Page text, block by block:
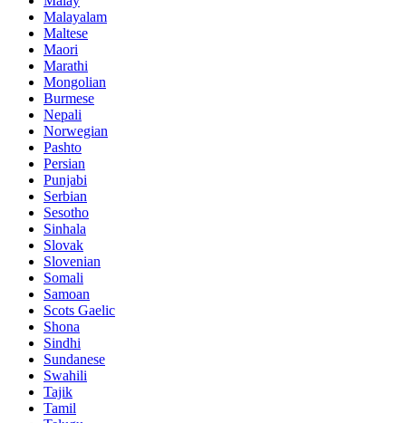
Malayalam
Maltese
Maori
Marathi
Mongolian
Burmese
Nepali
Norwegian
Pashto
Persian
Punjabi
Serbian
Sesotho
Sinhala
Slovak
Slovenian
Somali
Samoan
Scots Gaelic
Shona
Sindhi
Sundanese
Swahili
Tajik
Tamil